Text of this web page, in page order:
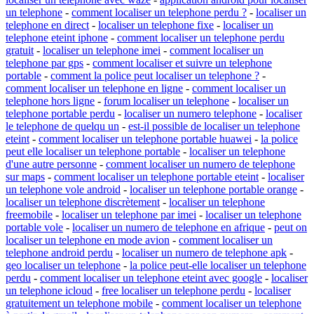
un telephone - comment localiser un telephone perdu ? - localiser un
telephone en direct - localiser un telephone fixe - localiser un
telephone eteint iphone - comment localiser un telephone perdu
gratuit - localiser un telephone imei - comment localiser un
telephone par gps - comment localiser et suivre un telephone
portable - comment la police peut localiser un telephone ? -
comment localiser un telephone en ligne - comment localiser un
telephone hors ligne - forum localiser un telephone - localiser un
telephone portable perdu - localiser un numero telephone - localiser
le telephone de quelqu un - est-il possible de localiser un telephone
eteint - comment localiser un telephone portable huawei - la police
peut elle localiser un telephone portable - localiser un telephone
d'une autre personne - comment localiser un numero de telephone
sur maps - comment localiser un telephone portable eteint - localiser
un telephone vole android - localiser un telephone portable orange -
localiser un telephone discrètement - localiser un telephone
freemobile - localiser un telephone par imei - localiser un telephone
portable vole - localiser un numero de telephone en afrique - peut on
localiser un telephone en mode avion - comment localiser un
telephone android perdu - localiser un numero de telephone apk -
geo localiser un telephone - la police peut-elle localiser un telephone
perdu - comment localiser un telephone eteint avec google - localiser
un telephone icloud - free localiser un telephone perdu - localiser
gratuitement un telephone mobile - comment localiser un telephone